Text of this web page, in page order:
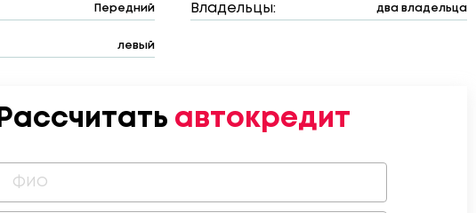
Передний Владельцы: два владельца
левый
Рассчитать автокредит